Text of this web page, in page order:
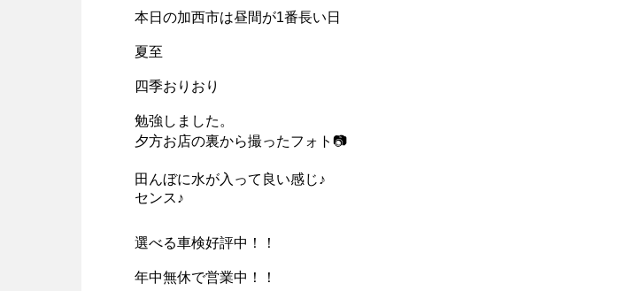
本日の加西市は昼間が1番長い日
夏至
四季おりおり
勉強しました。
夕方お店の裏から撮ったフォト📷
田んぼに水が入って良い感じ♪
センス♪
選べる車検好評中！！
年中無休で営業中！！